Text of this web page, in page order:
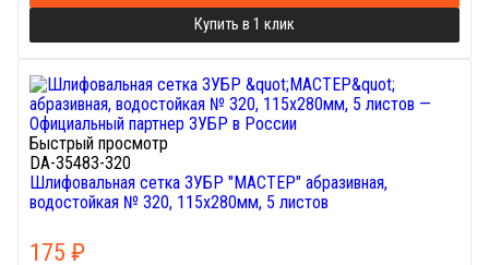
Купить в 1 клик
Быстрый просмотр
DA-35483-320
Шлифовальная сетка ЗУБР "МАСТЕР" абразивная,
водостойкая № 320, 115х280мм, 5 листов
175 ₽